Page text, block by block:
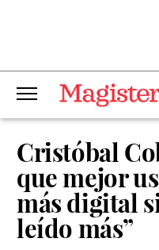
Cristóbal
que mejor
más digital
leído más”